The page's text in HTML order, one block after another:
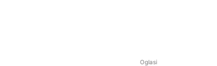
Oglasi